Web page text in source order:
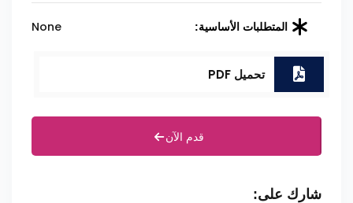
المتطلبات الأساسية: None
تحميل PDF
قدم الآن
شارك على: